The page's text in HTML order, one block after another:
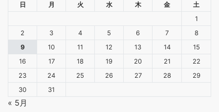
日 月 火 水 木 金
土
1
2
3 4 5 6 7
8
9
10 11 12 13 14
15
16
17 18 19 20 21
22
23
24 25 26 27 28
29
30
31
« 5月